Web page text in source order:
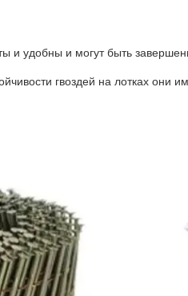
и удобны и могут быть
гвоздей на лотках